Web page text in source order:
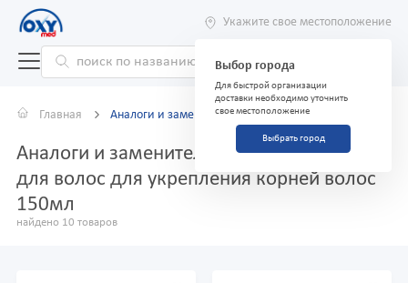
Укажите свое местоположение
Выбор города
Для быстрой организации
доставки необходимо уточнить
свое местоположение
Выбрать город
Главная Аналоги и заменители
Аналоги и заменители препарата Маска
для волос для укрепления корней волос
150мл
найдено 10 товаров